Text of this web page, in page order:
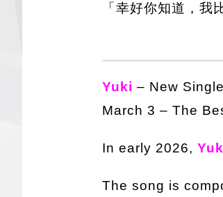
「幸好你知道，
Yuki – New Single
March 3 – The
In early 2026,
The song is